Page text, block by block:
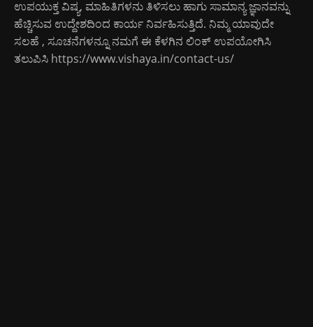
ಉಪಯುಕ್ತ ವಿಷ್ಯ, ಮಾಹಿತಿಗಳನು ತಿಳಿಸಲು ಹಾಗು ಸಾಮಾನ್ಯ ಜ್ಞಾನವನ್ನು
ಹೆಚ್ಚಿಸುವ ಉದ್ದೇಶದಿಂದ ಕಾರ್ಯ ನಿರ್ವಹಿಸುತ್ತಿದೆ. ನಿಮ್ಮ ಯಾವುದೇ
ಸಲಹೆ , ಸೂಚನೆಗಳನ್ನೂ ನಮಗೆ ಈ ಕೆಳಗಿನ ಲಿಂಕ್ ಉಪಯೋಗಿಸಿ
ತಲುಪಿಸಿ https://www.vishaya.in/contact-us/